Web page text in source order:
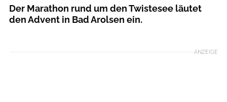
Der Marathon rund um den Twistesee läutet
den Advent in Bad Arolsen ein.
ANZEIGE